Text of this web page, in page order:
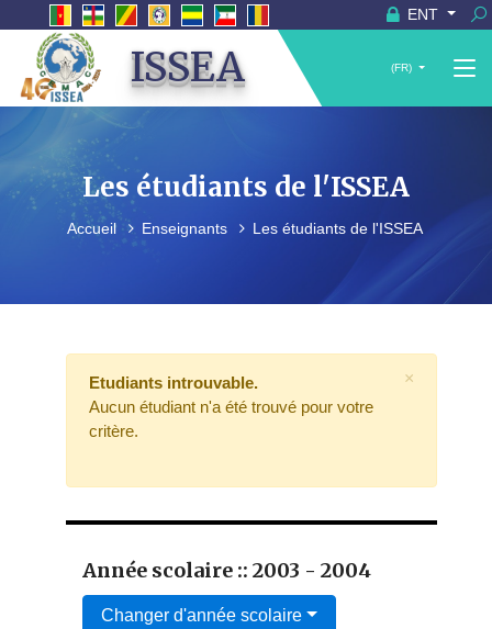
ENT
ISSEA (FR)
Les étudiants de l'ISSEA
Accueil Enseignants Les étudiants de l'ISSEA
Etudiants introuvable.
Aucun étudiant n'a été trouvé pour votre
critère.
×
Année scolaire :: 2003 - 2004
Changer d'année scolaire